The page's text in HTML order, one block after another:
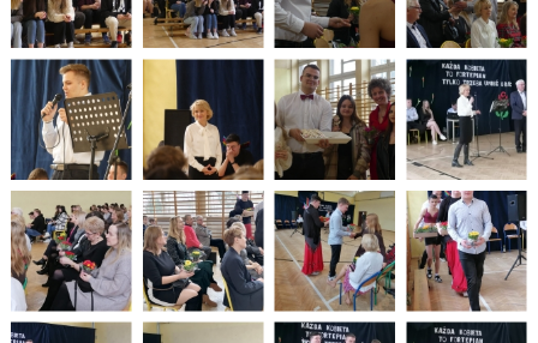
ZDJĘCIA GRUPOWE 2022 - 2023
LINK DO WYPOŻYCZEŃ ON-LINE - BIBLIOTEKA
HARMONOGRAM MATURY 2025
EGZAMIN POTWIERDZAJĄCY KWALIFIKACJE W ZAWODZIE CZERWIEC
"WIĘCEJ PRAKTYKI" - 2019 - 2021
"SZKOLIMY ZAWODOWO W POWIECIE OLESKIM” - 2018-2020
LINKI DO PRZETARGÓW 2020 - 2022